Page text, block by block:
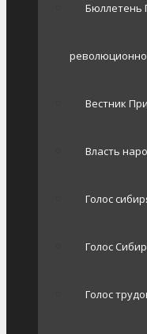
Бюллетень
Вестник
Власть
Голос
Голос
Голос